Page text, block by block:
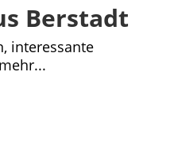
Berstadt
interessante